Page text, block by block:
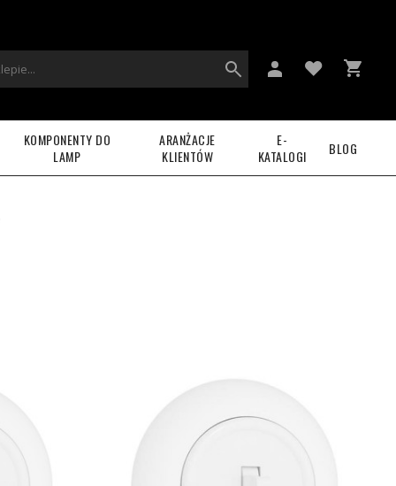
KOMPONENTY DO
LAMP
ARANŻACJE
KLIENTÓW
E-
KATALOGI
BLOG